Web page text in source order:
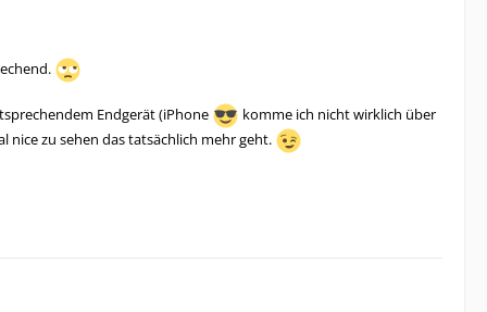
Endgerät (iPhone
komme ich nicht wirklich über
nice zu sehen das tatsächlich mehr geht.